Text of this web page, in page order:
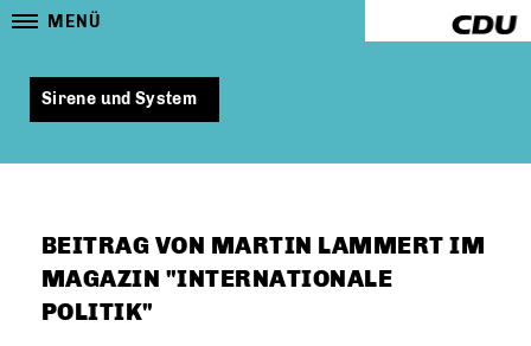
MENÜ
Sirene und System
BEITRAG VON MARTIN LAMMERT IM
MAGAZIN "INTERNATIONALE
POLITIK"